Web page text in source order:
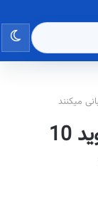
گوشی هایی که از اندروید 10